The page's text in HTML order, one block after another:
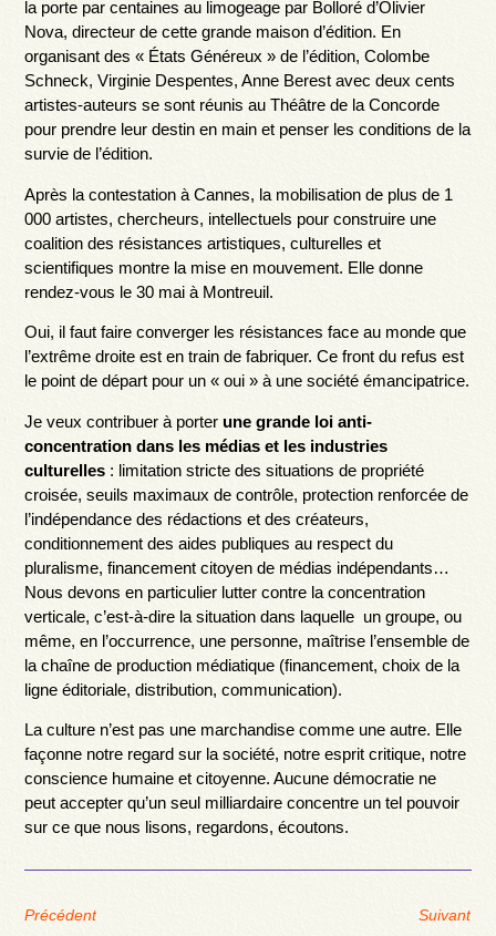
la porte par centaines au limogeage par Bolloré d’Olivier
Nova, directeur de cette grande maison d’édition. En
organisant des « États Généreux » de l’édition, Colombe
Schneck, Virginie Despentes, Anne Berest avec deux cents
artistes-auteurs se sont réunis au Théâtre de la Concorde
pour prendre leur destin en main et penser les conditions de la
survie de l’édition.
Après la contestation à Cannes, la mobilisation de plus de 1
000 artistes, chercheurs, intellectuels pour construire une
coalition des résistances artistiques, culturelles et
scientifiques montre la mise en mouvement. Elle donne
rendez-vous le 30 mai à Montreuil.
Oui, il faut faire converger les résistances face au monde que
l’extrême droite est en train de fabriquer. Ce front du refus est
le point de départ pour un « oui » à une société émancipatrice.
Je veux contribuer à porter une grande loi anti-
concentration dans les médias et les industries
culturelles : limitation stricte des situations de propriété
croisée, seuils maximaux de contrôle, protection renforcée de
l’indépendance des rédactions et des créateurs,
conditionnement des aides publiques au respect du
pluralisme, financement citoyen de médias indépendants…
Nous devons en particulier lutter contre la concentration
verticale, c’est-à-dire la situation dans laquelle un groupe, ou
même, en l’occurrence, une personne, maîtrise l’ensemble de
la chaîne de production médiatique (financement, choix de la
ligne éditoriale, distribution, communication).
La culture n’est pas une marchandise comme une autre. Elle
façonne notre regard sur la société, notre esprit critique, notre
conscience humaine et citoyenne. Aucune démocratie ne
peut accepter qu’un seul milliardaire concentre un tel pouvoir
sur ce que nous lisons, regardons, écoutons.
Précédent Suivant